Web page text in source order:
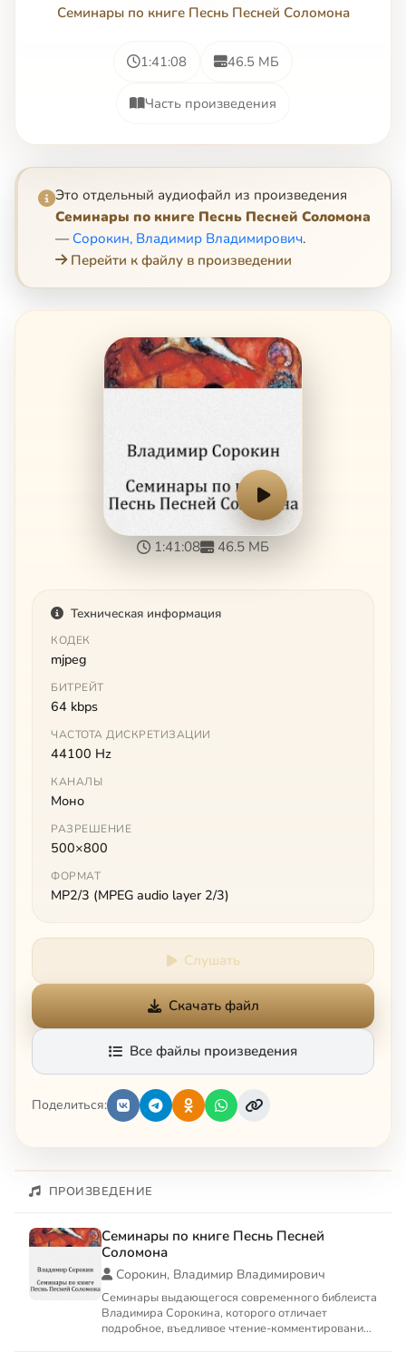
Семинары по книге Песнь Песней Соломона
1:41:08 46.5 МБ
Часть произведения
Это отдельный аудиофайл из произведения
Семинары по книге Песнь Песней Соломона
— Сорокин, Владимир Владимирович.
Перейти к файлу в произведении
1:41:08 46.5 МБ
Техническая информация
КОДЕК
mjpeg
БИТРЕЙТ
64 kbps
ЧАСТОТА ДИСКРЕТИЗАЦИИ
44100 Hz
КАНАЛЫ
Моно
РАЗРЕШЕНИЕ
500×800
ФОРМАТ
MP2/3 (MPEG audio layer 2/3)
Слушать
Скачать файл
Все файлы произведения
Поделиться:
ПРОИЗВЕДЕНИЕ
Семинары по книге Песнь Песней
Соломона
Сорокин, Владимир Владимирович
Семинары выдающегося современного библеиста
Владимира Сорокина, которого отличает
подробное, въедливое чтение-комментирование